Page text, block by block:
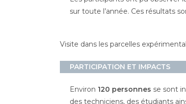
sur toute l’année. Ces résultats
Visite dans les parcelles
PARTICIPATION ET IMPACTS
Environ 120 personnes se sont
des techniciens, des étudiants